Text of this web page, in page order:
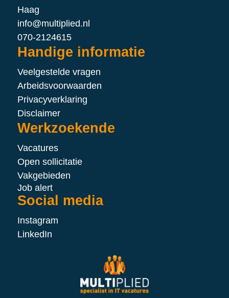
Haag
info@multiplied.nl
070-2124615
Handige informatie
Veelgestelde vragen
Arbeidsvoorwaarden
Privacyverklaring
Disclaimer
Werkzoekende
Vacatures
Open sollicitatie
Vakgebieden
Job alert
Social media
Instagram
LinkedIn